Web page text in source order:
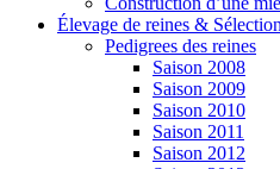
Élevage de reines & Sélection
Pedigrees des reines
Saison 2008
Saison 2009
Saison 2010
Saison 2011
Saison 2012